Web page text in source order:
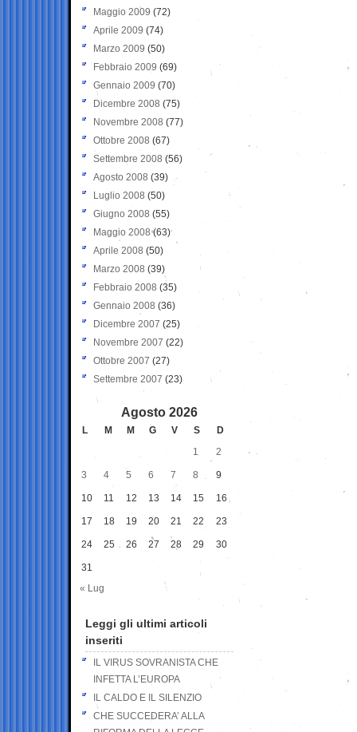
Maggio 2009 (72)
Aprile 2009 (74)
Marzo 2009 (50)
Febbraio 2009 (69)
Gennaio 2009 (70)
Dicembre 2008 (75)
Novembre 2008 (77)
Ottobre 2008 (67)
Settembre 2008 (56)
Agosto 2008 (39)
Luglio 2008 (50)
Giugno 2008 (55)
Maggio 2008(63)
Aprile 2008 (50)
Marzo 2008 (39)
Febbraio 2008 (35)
Gennaio 2008 (36)
Dicembre 2007 (25)
Novembre 2007 (22)
Ottobre 2007 (27)
Settembre 2007 (23)
Agosto 2026
L M M G V S
D
1
2
3 4 5 6 7 8 9
10 11 12 13 14 15 16
17 18 19 20 21 22 23
24 25 26 27 28 29 30
31
« Lug
Leggi gli ultimi articoli
inseriti
IL VIRUS SOVRANISTA CHE
INFETTA L’EUROPA
IL CALDO E IL SILENZIO
CHE SUCCEDERA’ ALLA